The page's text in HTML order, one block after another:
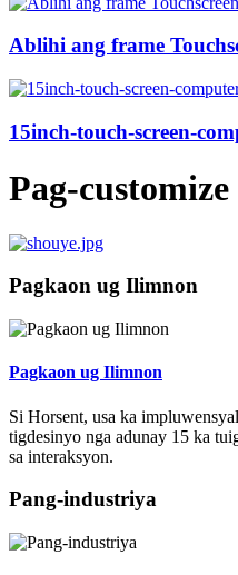
Ablihi ang frame
15inch-touch-screen-
Pag-
Pagkaon ug Ilimnon
Pagkaon ug Ilimnon
Si Horsent, usa ka
tigdesinyo nga adunay 15 ka
sa interaksyon.
Pang-industriya